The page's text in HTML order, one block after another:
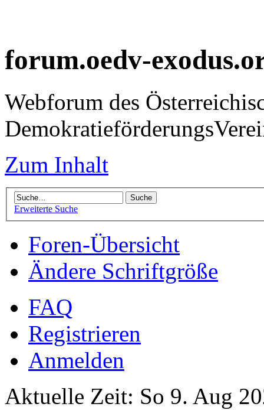
forum.oedv-
Webforum des
Zum Inhalt
Erweiterte Suche
Foren-Übersicht
Ändere Schriftgröße
FAQ
Registrieren
Anmelden
Aktuelle Zeit: So 9. Aug